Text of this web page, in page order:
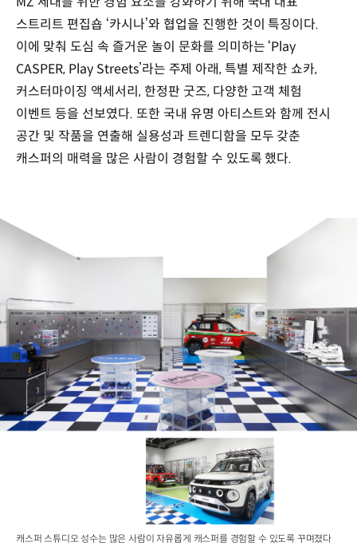
스트리트 편집숍 ‘카시나’와 협업을 진행한 것이 특징이다.
이에 맞춰 도심 속 즐거운 놀이 문화를 의미하는 ‘Play
CASPER, Play Streets’라는 주제 아래, 특별 제작한 쇼카,
커스터마이징 액세서리, 한정판 굿즈, 다양한 고객 체험
이벤트 등을 선보였다. 또한 국내 유명 아티스트와 함께 전시
공간 및 작품을 연출해 실용성과 트렌디함을 모두 갖춘
캐스퍼의 매력을 많은 사람이 경험할 수 있도록 했다.
캐스퍼 스튜디오 성수는 많은 사람이 자유롭게 캐스퍼를 경험할 수 있도록 꾸며졌다